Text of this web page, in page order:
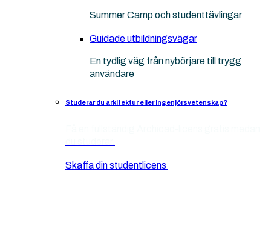
Summer Camp och studenttävlingar
Guidade utbildningsvägar
En tydlig väg från nybörjare till trygg
användare
Studerar du arkitektur eller ingenjörsvetenskap?
Skaffa din studentlicens